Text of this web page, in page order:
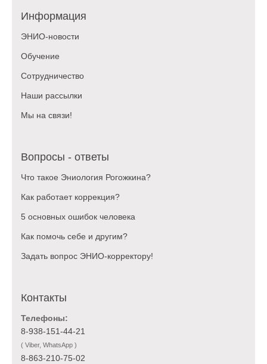
Информация
ЭНИО-новости
Обучение
Сотрудничество
Наши рассылки
Мы на связи!
Вопросы - ответы
Что такое Эниология Рогожкина?
Как работает коррекция?
5 основных ошибок человека
Как помочь себе и другим?
Задать вопрос ЭНИО-корректору!
Контакты
Телефоны:
8-938-151-44-21
( Viber, WhatsApp )
8-863-210-75-02